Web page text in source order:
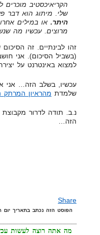
הקריאיכסטיב
שלי. מיתוג הוא דבר
היתר. או במילים
מרוצים. עכשיו מה
זהו לבינתיים. זה
(בשביל הסיכום). אני
למצוא באינטרנט על
שלמדת מהראיון המרתק
הזה…
Share
הפוסט הזה נכתב בתאריך יום חמישי, 3 בנובמבר, 2011 בשעה 9:14
מה אתה רוצה לעשות